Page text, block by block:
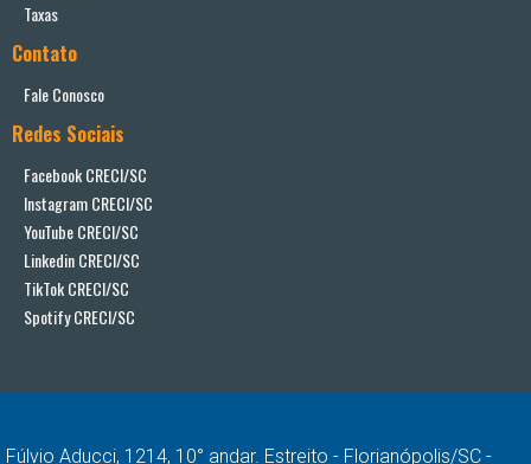
Taxas
Contato
Fale Conosco
Redes Sociais
Facebook CRECI/SC
Instagram CRECI/SC
YouTube CRECI/SC
Linkedin CRECI/SC
TikTok CRECI/SC
Spotify CRECI/SC
Fúlvio Aducci, 1214, 10° andar. Estreito - Florianópolis/SC -